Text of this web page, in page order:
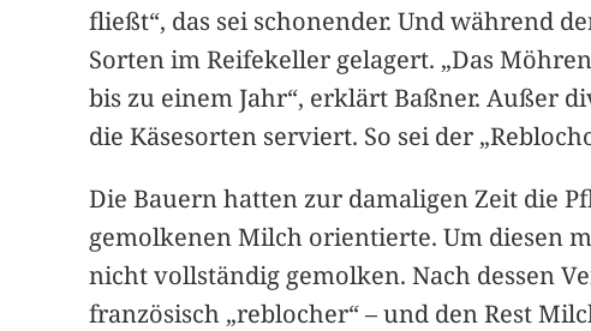
fließt“, das sei schonender. Und während
Sorten im Reifekeller gelagert. „Das
bis zu einem Jahr“, erklärt Baßner. Außer
die Käsesorten serviert. So sei der
Die Bauern hatten zur damaligen Zeit die
gemolkenen Milch orientierte. Um diesen
nicht vollständig gemolken. Nach dessen
französisch „reblocher“ – und den Rest